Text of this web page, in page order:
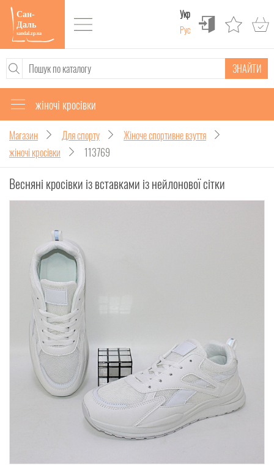
Укр
Рус
ЗНАЙТИ
жіночі кросівки
Магазин Для спорту
Жіноче спортивне взуття
жіночі кросівки
113769
Весняні кросівки із вставками із нейлонової сітки